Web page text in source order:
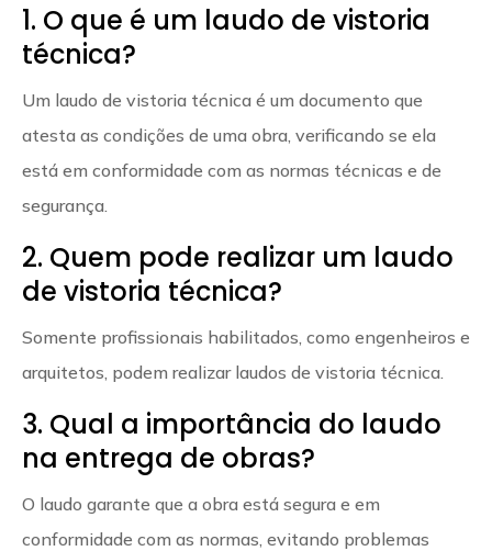
1. O que é um laudo de vistoria
técnica?
Um laudo de vistoria técnica é um documento que
atesta as condições de uma obra, verificando se ela
está em conformidade com as normas técnicas e de
segurança.
2. Quem pode realizar um laudo
de vistoria técnica?
Somente profissionais habilitados, como engenheiros e
arquitetos, podem realizar laudos de vistoria técnica.
3. Qual a importância do laudo
na entrega de obras?
O laudo garante que a obra está segura e em
conformidade com as normas, evitando problemas